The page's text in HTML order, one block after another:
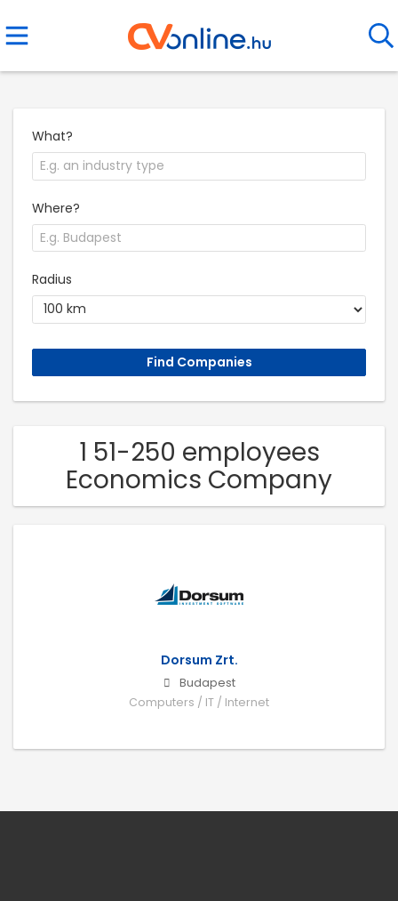
What?
Where?
Radius
1 51-250 employees
Economics Company
Dorsum Zrt.
Budapest
Computers / IT / Internet